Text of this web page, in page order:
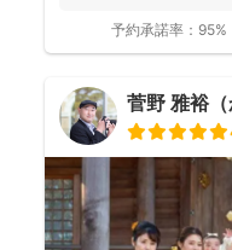
予約承諾率： 95%
菅野 雅裕（